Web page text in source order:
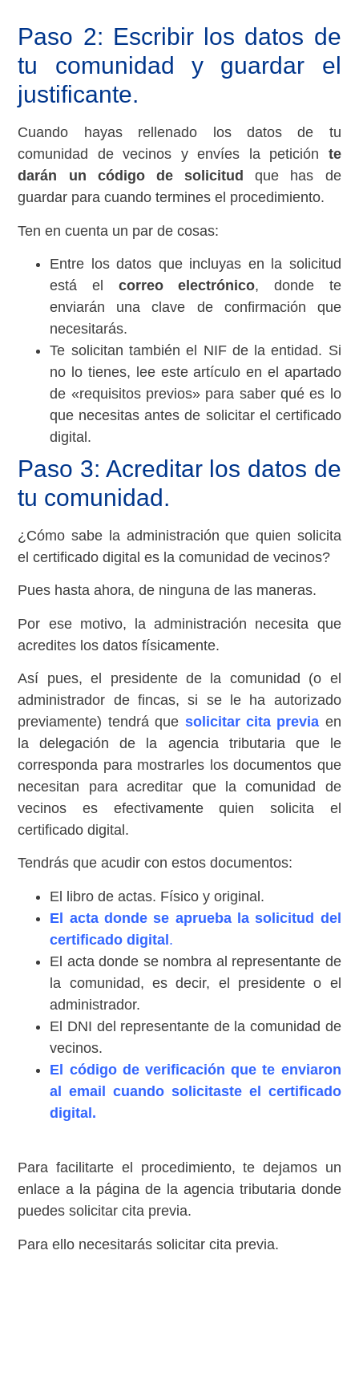
Paso 2: Escribir los datos de
tu comunidad y guardar el
justificante.
Cuando hayas rellenado los datos de tu
comunidad de vecinos y envíes la petición te
darán un código de solicitudque has de
guardar para cuando termines el procedimiento.
Ten en cuenta un par de cosas:
Entre los datos que incluyas en la solicitud
está el correo electrónico, donde te
enviarán una clave de confirmación que
necesitarás.
Te solicitan también el NIF de la entidad. Si
no lo tienes, lee este artículo en el apartado
de «requisitos previos» para saber qué es lo
que necesitas antes de solicitar el certificado
digital.
Paso 3: Acreditar los datos de
tu comunidad.
¿Cómo sabe la administración que quien solicita
el certificado digital es la comunidad de vecinos?
Pues hasta ahora, de ninguna de las maneras.
Por ese motivo, la administración necesita que
acredites los datos físicamente.
Así pues, el presidente de la comunidad (o el
administrador de fincas, si se le ha autorizado
previamente) tendrá que solicitar cita previa en
la delegación de la agencia tributaria que le
corresponda para mostrarles los documentos que
necesitan para acreditar que la comunidad de
vecinos es efectivamente quien solicita el
certificado digital.
Tendrás que acudir con estos documentos:
El libro de actas. Físico y original.
El acta donde se aprueba la solicitud del
certificado digital.
El acta donde se nombra al representante de
la comunidad, es decir, el presidente o el
administrador.
El DNI del representante de la comunidad de
vecinos.
El código de verificación que te enviaron
al email cuando solicitaste el certificado
digital.
Para facilitarte el procedimiento, te dejamos un
enlace a la página de la agencia tributaria donde
puedes solicitar cita previa.
Para ello necesitarás solicitar cita previa.